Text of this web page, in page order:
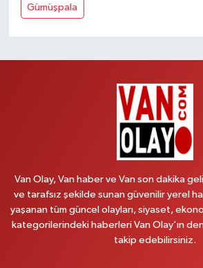
Gümüşpala
Van Olay, Van haber ve Van son dakika
ve tarafsız şekilde sunan güvenilir yerel
yaşanan tüm güncel olayları, siyaset,
kategorilerindeki haberleri Van Olay’ın
takip edebilirsiniz.